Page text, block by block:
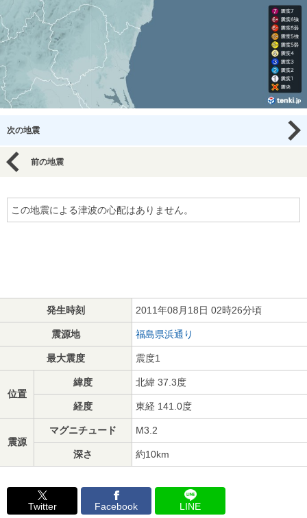
次の地震
前の地震
この地震による津波の心配はありません。
発生時刻 2011年08月18日 02時26分頃
震源地 福島県浜通り
最大震度 震度1
位置
緯度 北緯 37.3度
経度 東経 141.0度
震源
マグニチュード M3.2
深さ 約10km
Twitter Facebook LINE